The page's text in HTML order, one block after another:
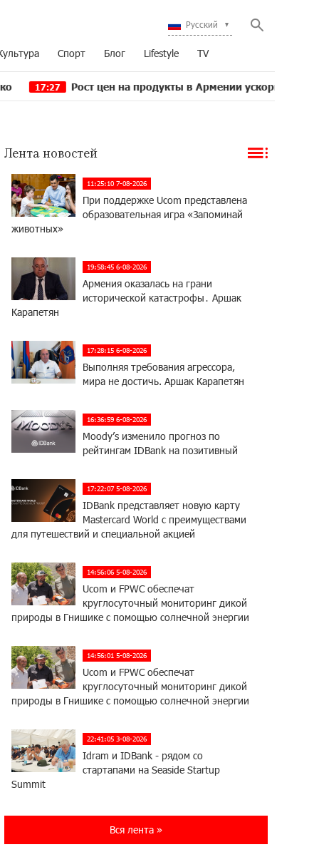
Русский
Спорт Блог Lifestyle TV
Рост цен на продукты в Армении ускорился до 8,6%:
Лента новостей
11:25:10 7-08-2026
При поддержке Ucom представлена
образовательная игра «Запоминай
животных»
19:58:45 6-08-2026
Армения оказалась на грани
исторической катастрофы․ Аршак
Карапетян
17:28:15 6-08-2026
Выполняя требования агрессора,
мира не достичь. Аршак Карапетян
16:36:59 6-08-2026
Moody’s изменило прогноз по
рейтингам IDBank на позитивный
17:22:07 5-08-2026
IDBank представляет новую карту
Mastercard World с преимуществами
для путешествий и специальной акцией
14:56:06 5-08-2026
Ucom и FPWC обеспечат
круглосуточный мониторинг дикой
природы в Гнишике с помощью солнечной энергии
14:56:01 5-08-2026
Ucom и FPWC обеспечат
круглосуточный мониторинг дикой
природы в Гнишике с помощью солнечной энергии
22:41:05 3-08-2026
Idram и IDBank - рядом со
стартапами на Seaside Startup
Summit
Вся лента »